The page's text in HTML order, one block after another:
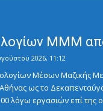
ΜΜΜ
2026, 11:12
Μέσων Μαζικής
Αθήνας ως το
λόγω εργασιών επί